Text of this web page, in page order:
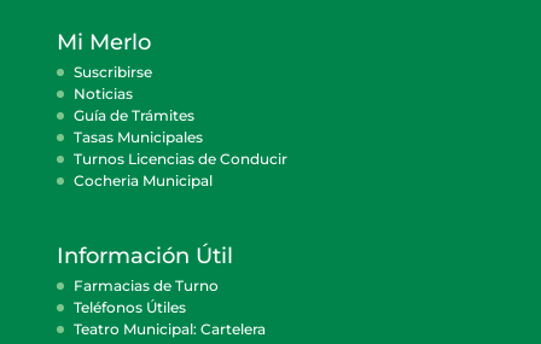
Mi Merlo
Suscribirse
Noticias
Guía de Trámites
Tasas Municipales
Turnos Licencias de Conducir
Cocheria Municipal
Información Útil
Farmacias de Turno
Teléfonos Útiles
Teatro Municipal: Cartelera